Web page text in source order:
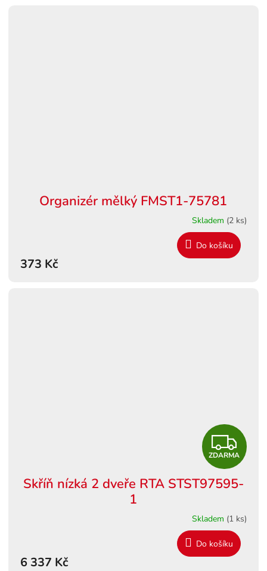
Organizér mělký FMST1-75781
Skladem (2 ks)
373 Kč
Do košíku
Z
D
A
R
M
ZDARMA
Skříň nízká 2 dveře RTA STST97595-
1
Skladem (1 ks)
6 337 Kč
Do košíku